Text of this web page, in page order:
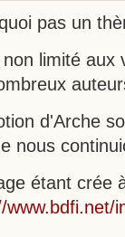
pas un
limité aux
d'Arche
nous
étant crée
www.bdfi.net/